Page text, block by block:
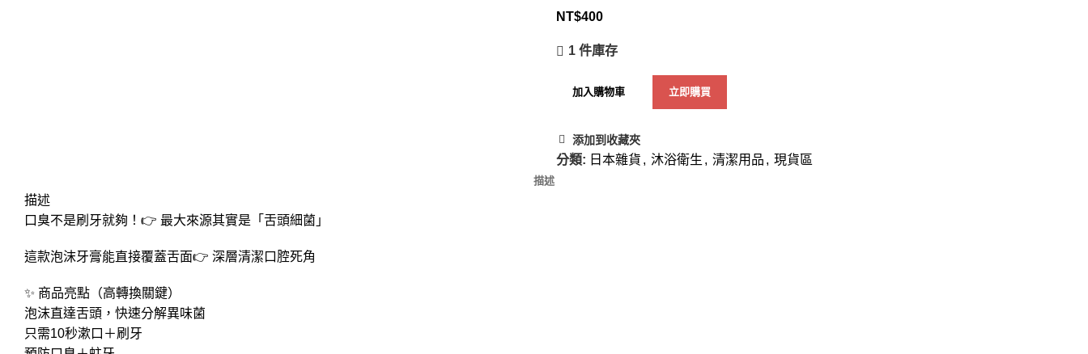
NT$400
1 件庫存
加入購物車 立即購買
添加到收藏夾
分類: 日本雜貨 , 沐浴衛生 , 清潔用品 , 現貨區
描述
描述
口臭不是刷牙就夠！👉 最大來源其實是「舌頭細菌」
這款泡沫牙膏能直接覆蓋舌面👉 深層清潔口腔死角
✨ 商品亮點（高轉換關鍵）
泡沫直達舌頭，快速分解異味菌
只需10秒漱口＋刷牙